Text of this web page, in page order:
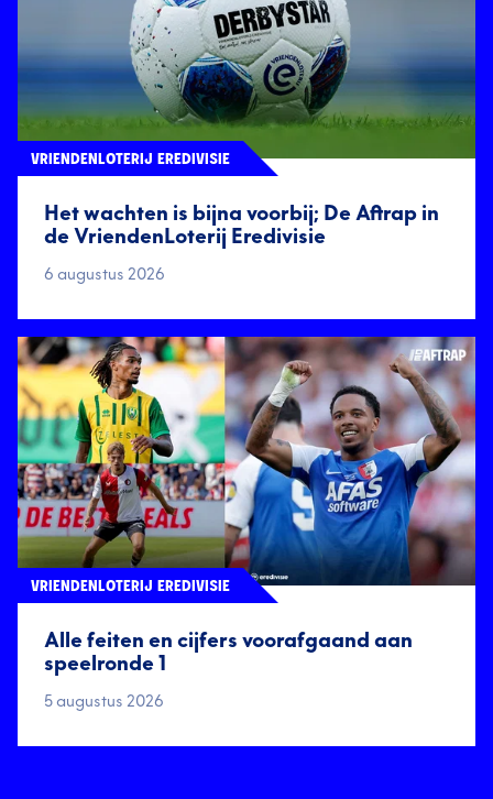
Het wachten is bijna voorbij; De Aftrap in
de VriendenLoterij Eredivisie
VRIENDENLOTERIJ EREDIVISIE
6 augustus 2026
Alle feiten en cijfers voorafgaand aan
speelronde 1
VRIENDENLOTERIJ EREDIVISIE
5 augustus 2026